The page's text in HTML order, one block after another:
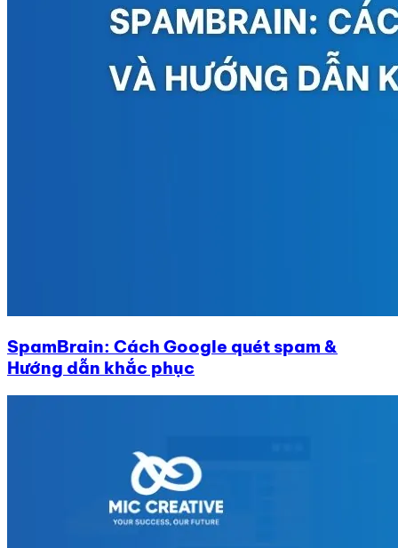
SpamBrain: Cách Google quét spam &
Hướng dẫn khắc phục